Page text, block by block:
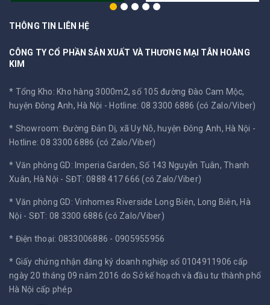
THÔNG TIN LIÊN HỆ
CÔNG TY CỔ PHẦN SẢN XUẤT VÀ THƯƠNG MẠI TÂN HOÀNG
KIM
* Tổng Kho: Kho hàng 3000m2, số 105 đường Đào Cam Mộc,
huyện Đông Anh, Hà Nội - Hotline: 08 3300 6886 (có Zalo/Viber)
* Showroom: Đường Đản Dị, xã Uy Nỗ, huyện Đông Anh, Hà Nội -
Hotline: 08 3300 6886 (có Zalo/Viber)
* Văn phòng GD: Imperia Garden, Số 143 Nguyễn Tuân, Thanh
Xuân, Hà Nội - SĐT: 0888 417 666 (có Zalo/Viber)
* Văn phòng GD: Vinhomes Riverside Long Biên, Long Biên, Hà
Nội - SĐT: 08 3300 6886 (có Zalo/Viber)
* Điện thoại: 0833006886 - 0905955956
* Giấy chứng nhận đăng ký doanh nghiệp số 0104911906 cấp
ngày 20 tháng 09 năm 2016 do Sở kế hoạch và đầu tư thành phố
Hà Nội cấp phép